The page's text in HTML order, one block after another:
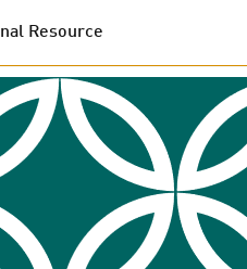
Resource